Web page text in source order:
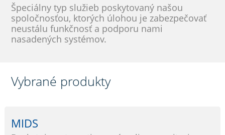
Špeciálny typ služieb poskytovaný našou
spoločnosťou, ktorých úlohou je zabezpečovať
neustálu funkčnosť a podporu nami
nasadených systémov.
Vybrané produkty
MIDS